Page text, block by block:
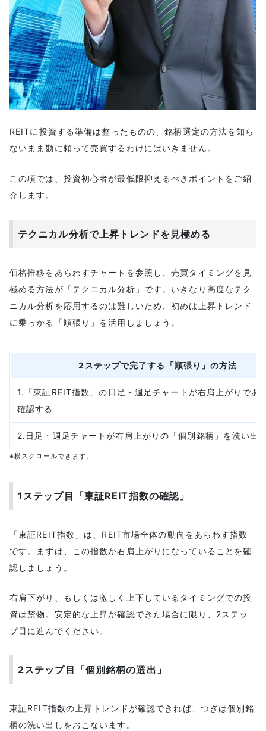
REITに投資する準備は整ったものの、銘柄選定の方法を知ら
ないまま勘に頼って売買するわけにはいきません。
この項では、投資初心者が最低限抑えるべきポイントをご紹
介します。
テクニカル分析で上昇トレンドを見極める
価格推移をあらわすチャートを参照し、売買タイミングを見
極める方法が「テクニカル分析」です。いきなり高度なテク
ニカル分析を応用するのは難しいため、初めは上昇トレンド
に乗っかる「順張り」を活用しましょう。
2ステップで完了する「順張り」の方法
1.「東証REIT指数」の日足・週足チャートが右肩上がりであ
確認する
2.日足・週足チャートが右肩上がりの「個別銘柄」を洗い出
※横スクロールできます。
1ステップ目「東証REIT指数の確認」
「東証REIT指数」は、REIT市場全体の動向をあらわす指数
です。まずは、この指数が右肩上がりになっていることを確
認しましょう。
右肩下がり、もしくは激しく上下しているタイミングでの投
資は禁物。安定的な上昇が確認できた場合に限り、2ステッ
プ目に進んでください。
2ステップ目「個別銘柄の選出」
東証REIT指数の上昇トレンドが確認できれば、つぎは個別銘
柄の洗い出しをおこないます。